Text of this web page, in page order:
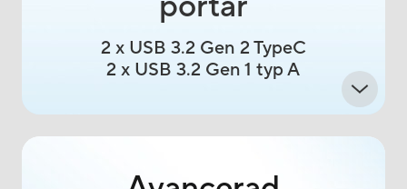
2 x USB 3.2 Gen 2 TypeC
2 x USB 3.2 Gen 1 typ A